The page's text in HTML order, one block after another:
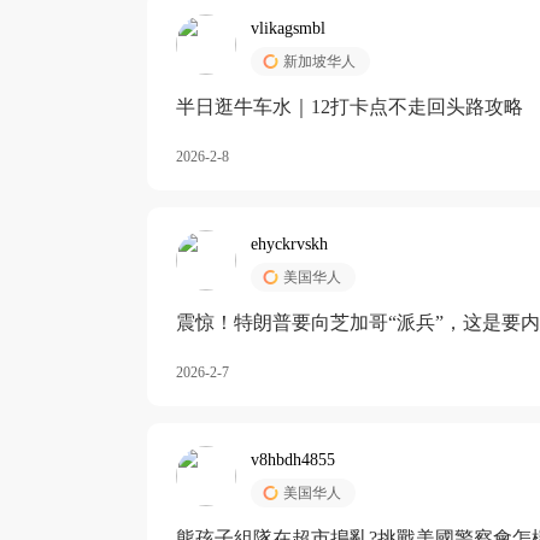
vlikagsmbl
新加坡华人
半日逛牛车水｜12打卡点不走回头路攻略
2026-2-8
ehyckrvskh
美国华人
震惊！特朗普要向芝加哥“派兵”，这是要
2026-2-7
v8hbdh4855
美国华人